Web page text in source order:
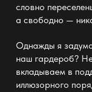
словно
а свободно —
Однажды я
наш гардероб?
вкладываем в
иллюзорного